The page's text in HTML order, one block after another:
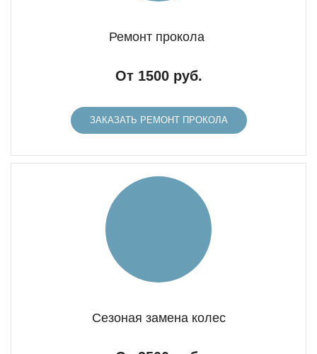
Ремонт прокола
От 1500 руб.
ЗАКАЗАТЬ РЕМОНТ ПРОКОЛА
Сезоная замена колес